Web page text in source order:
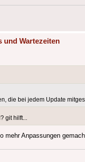
und Wartezeiten
die bei jedem Update
git hilft...
mehr Anpassungen